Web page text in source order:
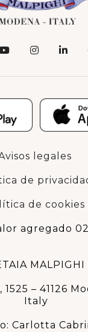
legales
de
de cookies
agregado
MALPIGHI
– 41126
Italy
Carlotta